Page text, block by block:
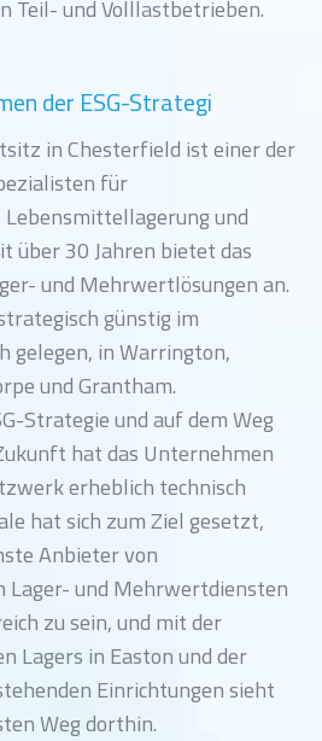
Teil- und Volllastbetrieben.
der ESG-Strategi
in Chesterfield ist einer der
für
und
über 30 Jahren bietet das
und Mehrwertlösungen an.
günstig im
gelegen, in Warrington,
und Grantham.
Strategie und auf dem Weg
hat das Unternehmen
erheblich technisch
hat sich zum Ziel gesetzt,
Anbieter von
und Mehrwertdiensten
zu sein, und mit der
Lagers in Easton und der
Einrichtungen sieht
Weg dorthin.